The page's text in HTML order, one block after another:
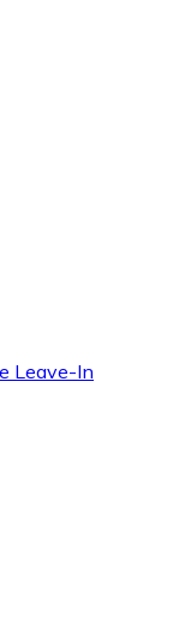
Leave-In